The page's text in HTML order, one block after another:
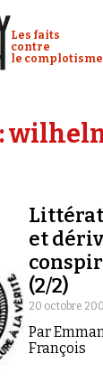
Conspiracy
Les faits
contre
le complotisme
de
et
(2/2)
20 octobre
Par
François